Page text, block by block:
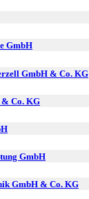
GmbH
GmbH & Co. KG
Co. KG
GmbH
GmbH & Co. KG